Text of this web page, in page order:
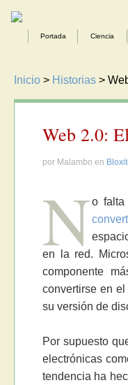
Portada Ciencia
Inicio > Historias >
Web 2.0:
por Malambo en
No falta
en la red.
componente
convertirse en
su versión de
Por supuesto
electrónicas
tendencia ha